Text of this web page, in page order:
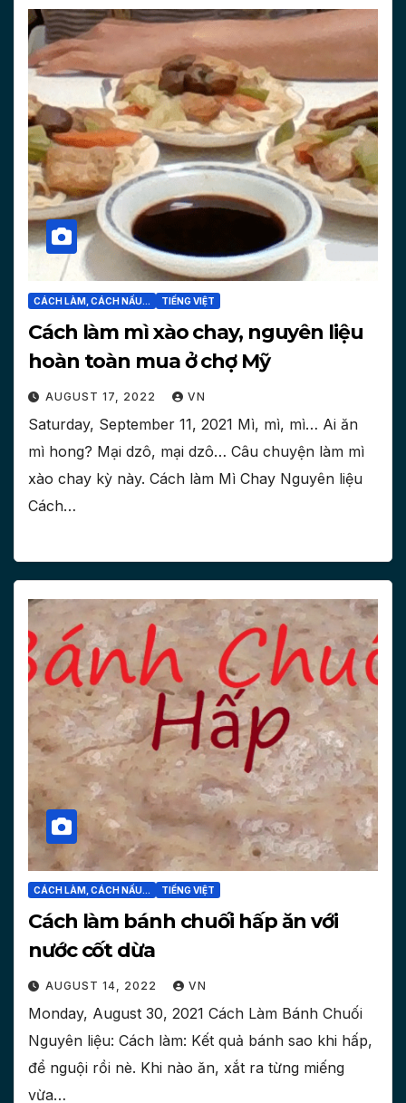
CÁCH LÀM, CÁCH NẤU... TIẾNG VIỆT
Cách làm mì xào chay, nguyên liệu
hoàn toàn mua ở chợ Mỹ
AUGUST 17, 2022 VN
Saturday, September 11, 2021 Mì, mì, mì… Ai ăn
mì hong? Mại dzô, mại dzô… Câu chuyện làm mì
xào chay kỳ này. Cách làm Mì Chay Nguyên liệu
Cách…
CÁCH LÀM, CÁCH NẤU... TIẾNG VIỆT
Cách làm bánh chuối hấp ăn với
nước cốt dừa
AUGUST 14, 2022 VN
Monday, August 30, 2021 Cách Làm Bánh Chuối
Nguyên liệu: Cách làm: Kết quả bánh sao khi hấp,
để nguội rồi nè. Khi nào ăn, xắt ra từng miếng
vừa…